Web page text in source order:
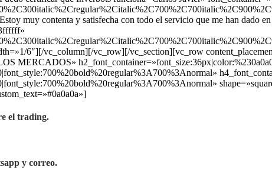
muy contenta y satisfecha con todo el servicio que me han dado
6″][/vc_column][/vc_row][/vc_section][vc_row
MERCADOS»
el trading.
y correo.